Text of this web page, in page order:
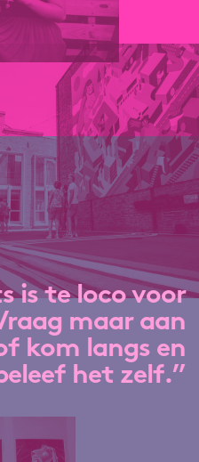
is te loco voor
maar aan
kom langs en
het zelf.”